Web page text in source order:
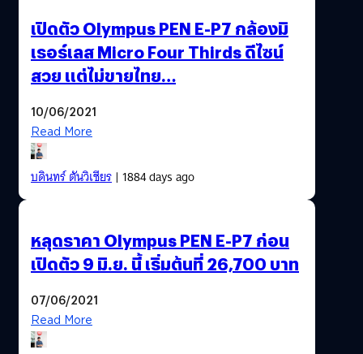
เปิดตัว Olympus PEN E-P7 กล้องมิ
เรอร์เลส Micro Four Thirds ดีไซน์
สวย แต่ไม่ขายไทย…
10/06/2021
Read More
บดินทร์ ตันวิเชียร| 1884 days ago
หลุดราคา Olympus PEN E-P7 ก่อน
เปิดตัว 9 มิ.ย. นี้ เริ่มต้นที่ 26,700 บาท
07/06/2021
Read More